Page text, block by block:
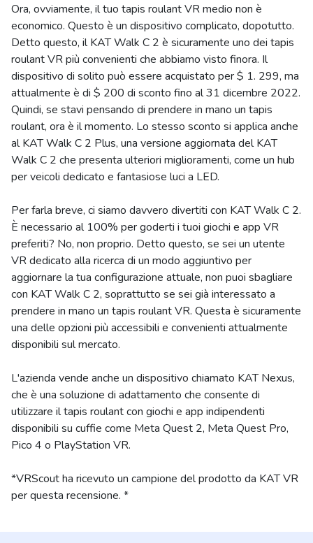
Ora, ovviamente, il tuo tapis roulant VR medio non è
economico. Questo è un dispositivo complicato, dopotutto.
Detto questo, il KAT Walk C 2 è sicuramente uno dei tapis
roulant VR più convenienti che abbiamo visto finora. Il
dispositivo di solito può essere acquistato per $ 1. 299, ma
attualmente è di $ 200 di sconto fino al 31 dicembre 2022.
Quindi, se stavi pensando di prendere in mano un tapis
roulant, ora è il momento. Lo stesso sconto si applica anche
al KAT Walk C 2 Plus, una versione aggiornata del KAT
Walk C 2 che presenta ulteriori miglioramenti, come un hub
per veicoli dedicato e fantasiose luci a LED.
Per farla breve, ci siamo davvero divertiti con KAT Walk C 2.
È necessario al 100% per goderti i tuoi giochi e app VR
preferiti? No, non proprio. Detto questo, se sei un utente
VR dedicato alla ricerca di un modo aggiuntivo per
aggiornare la tua configurazione attuale, non puoi sbagliare
con KAT Walk C 2, soprattutto se sei già interessato a
prendere in mano un tapis roulant VR. Questa è sicuramente
una delle opzioni più accessibili e convenienti attualmente
disponibili sul mercato.
L'azienda vende anche un dispositivo chiamato KAT Nexus,
che è una soluzione di adattamento che consente di
utilizzare il tapis roulant con giochi e app indipendenti
disponibili su cuffie come Meta Quest 2, Meta Quest Pro,
Pico 4 o PlayStation VR.
*VRScout ha ricevuto un campione del prodotto da KAT VR
per questa recensione. *